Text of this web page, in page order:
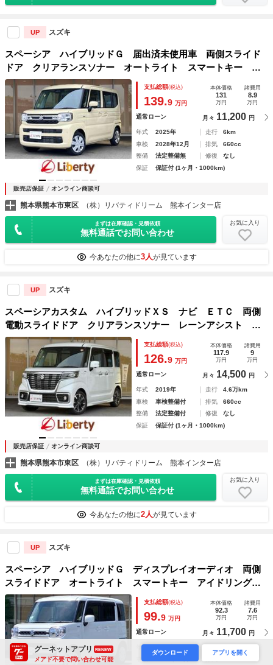
UP スズキ
スペーシア ハイブリッドＧ 届出済未使用車 両側スライド
ドア クリアランスソナー オートライト スマートキー ア
イドリングストップ 電動格納ミラー ベンチシート ＣＶ
Ｔ ＥＳＣ エアコン パワーウィンドウ 運転席エアバッグ
支払総額(税込)
139.9 万円
本体価格
131
万円
諸費用
8.9
万円
通常ローン 月々 11,200 円
年式 2025年 走行
6km
車検
2028年12月 排気
660cc
整備
法定整備無 修復
なし
保証
保証付 (1ヶ月・1000km)
販売店保証 オンライン商談可
熊本県熊本市東区 （株）リバティドリーム 熊本インター店
まずは在庫確認・見積依頼
無料通話でお問い合わせ
お気に入り
今あなたの他に3人が見ています
UP スズキ
スペーシアカスタム ハイブリッドＸＳ ナビ ＥＴＣ 両側
電動スライドドア クリアランスソナー レーンアシスト 衝
突被害軽減システム オートライト スマートキー アイドリ
ングストップ 電動格納ミラー ベンチシート ＣＶＴ
支払総額(税込)
126.9 万円
本体価格
117.9
万円
諸費用
9
万円
通常ローン 月々 14,500 円
年式 2019年 走行
4.6万km
車検
車検整備付 排気
660cc
整備
法定整備付 修復
なし
保証
保証付 (1ヶ月・1000km)
販売店保証 オンライン商談可
熊本県熊本市東区 （株）リバティドリーム 熊本インター店
まずは在庫確認・見積依頼
無料通話でお問い合わせ
お気に入り
今あなたの他に2人が見ています
UP スズキ
スペーシア ハイブリッドＧ ディスプレイオーディオ 両側
スライドドア オートライト スマートキー アイドリングス
トップ 電動格納ミラー ベンチシート ＣＶＴ エアコン
パワーウィンドウ
支払総額(税込)
99.9 万円
本体価格
92.3
万円
諸費用
7.6
万円
通常ローン 月々 11,700 円
年式
車検
グーネットアプリ RENEW
メアド不要で問い合わせ可能
ダウンロード アプリを開く